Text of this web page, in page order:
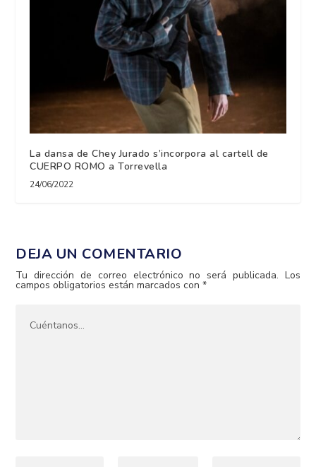
La dansa de Chey Jurado s’incorpora al cartell de
CUERPO ROMO a Torrevella
24/06/2022
DEJA UN COMENTARIO
Tu dirección de correo electrónico no será publicada. Los
campos obligatorios están marcados con*